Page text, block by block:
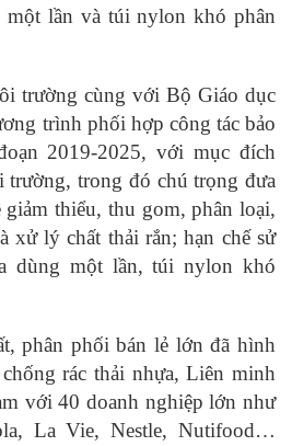
một lần và túi nylon khó phân
trường cùng với Bộ Giáo dục
trình phối hợp công tác bảo
2019-2025, với mục đích
trường, trong đó chú trọng đưa
thiểu, thu gom, phân loại,
xử lý chất thải rắn; hạn chế sử
dùng một lần, túi nylon khó
phân phối bán lẻ lớn đã hình
rác thải nhựa, Liên minh
với 40 doanh nghiệp lớn như
La Vie, Nestle, Nutifood…